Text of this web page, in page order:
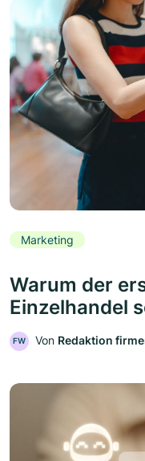
Marketing
Warum der
Einzelhandel
FW Von Redaktion